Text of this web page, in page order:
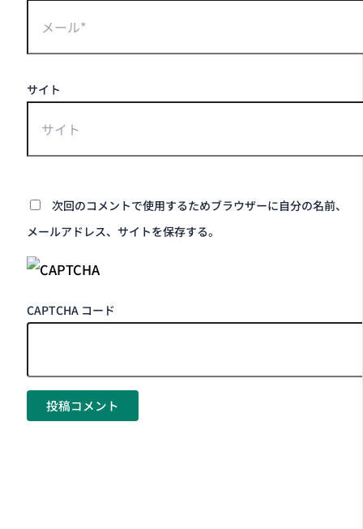
サイト
次回のコメントで使用するためブラウザーに自分の名前、
メールアドレス、サイトを保存する。
CAPTCHA コード